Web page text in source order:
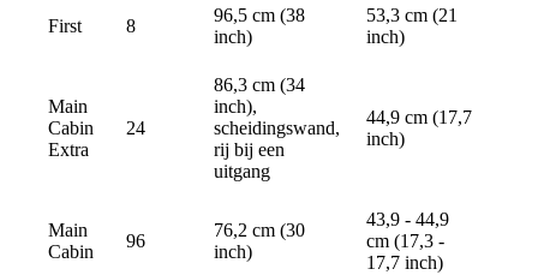
First 8
96,5 cm (38
inch)
53,3 cm (21
inch)
Main
Cabin
Extra
24
86,3 cm (34
inch),
scheidingswand,
rij bij een
uitgang
44,9 cm (17,7
inch)
Main
Cabin
96
76,2 cm (30
inch)
43,9 - 44,9
cm (17,3 -
17,7 inch)